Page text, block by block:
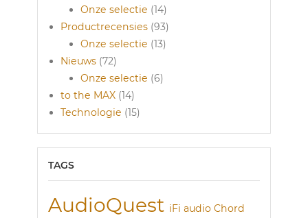
Onze selectie (14)
Productrecensies (93)
Onze selectie (13)
Nieuws (72)
Onze selectie (6)
to the MAX (14)
Technologie (15)
TAGS
AudioQuest iFi audio Chord